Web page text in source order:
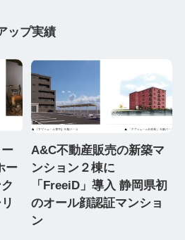
ップ実績
ー
A&C不動産販売の新築マ
ンション２棟に
「FreeiD」導入 静岡県初
のオール顔認証マンショ
ン